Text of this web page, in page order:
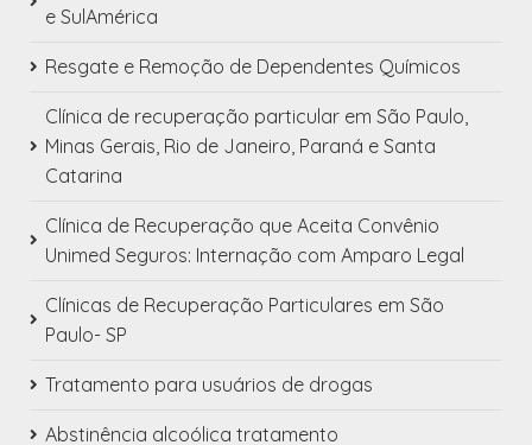
e SulAmérica
Resgate e Remoção de Dependentes Químicos
Clínica de recuperação particular em São Paulo,
Minas Gerais, Rio de Janeiro, Paraná e Santa
Catarina
Clínica de Recuperação que Aceita Convênio
Unimed Seguros: Internação com Amparo Legal
Clínicas de Recuperação Particulares em São
Paulo- SP
Tratamento para usuários de drogas
Abstinência alcoólica tratamento